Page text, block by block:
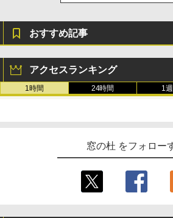
おすすめ記事
アクセスランキング
1時間 24時間 1
窓の杜 をフォロー